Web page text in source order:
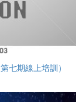
七期線上培訓）